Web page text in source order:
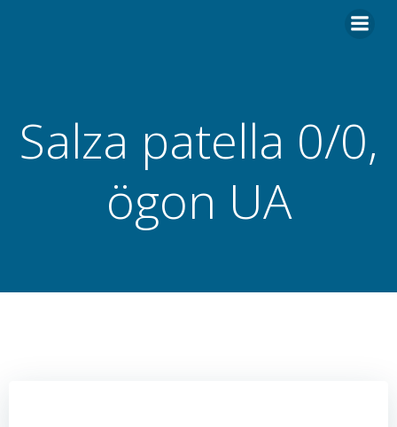
Salza patella 0/0,
ögon UA